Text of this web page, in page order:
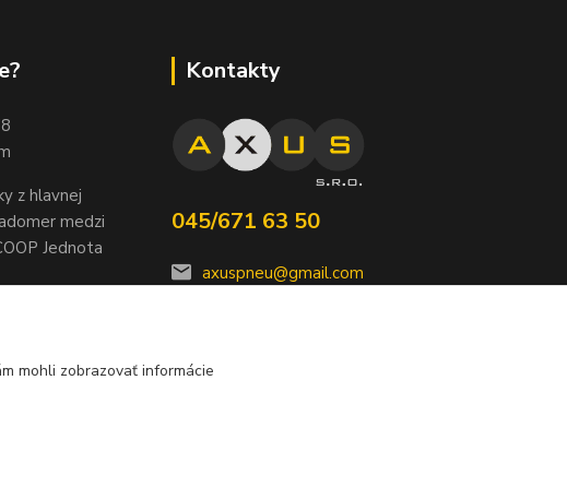
z hlavnej
medzi
Jednota
Kontakty
045/671 63 50
axuspneu@gmail.com
mohli zobrazovať informácie